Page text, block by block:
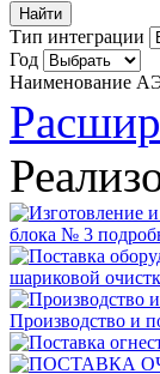
Тип интеграции
Год
Наименование
блока № 3
шариковой
Производство и